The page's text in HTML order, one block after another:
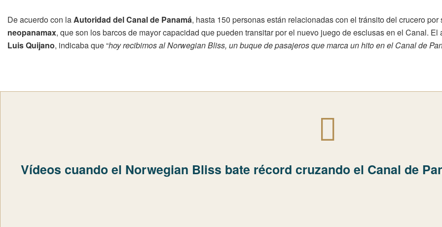
De acuerdo con laAutoridad del Canal de Panamá, hasta 150 personas están relacionadas con el tránsito del crucero
neopanamax, que son los barcos de mayor capacidad que pueden transitar por el nuevo juego de esclusas en el Canal. El
Luis Quijano, indicaba que “hoy recibimos al Norwegian Bliss, un buque de pasajeros que marca un hito en el Canal de
Vídeos cuando el Norwegian Bliss bate récord cruzando el Canal de